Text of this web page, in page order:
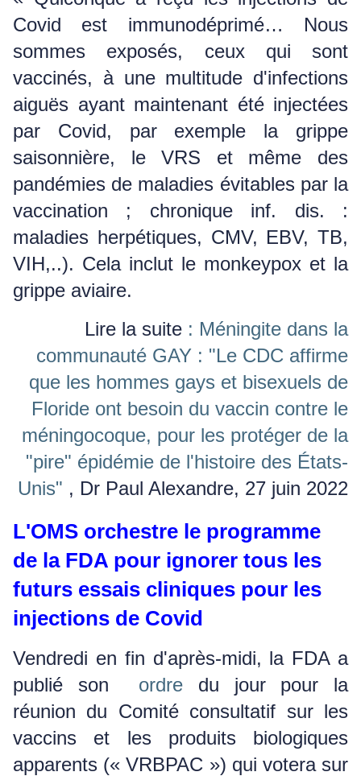
Covid est immunodéprimé… Nous
sommes exposés, ceux qui sont
vaccinés, à une multitude d'infections
aiguës ayant maintenant été injectées
par Covid, par exemple la grippe
saisonnière, le VRS et même des
pandémies de maladies évitables par la
vaccination ; chronique inf. dis. :
maladies herpétiques, CMV, EBV, TB,
VIH,..). Cela inclut le monkeypox et la
grippe aviaire.
Lire la suite : Méningite dans la
communauté GAY : "Le CDC affirme
que les hommes gays et bisexuels de
Floride ont besoin du vaccin contre le
méningocoque, pour les protéger de la
"pire" épidémie de l'histoire des États-
Unis" , Dr Paul Alexandre, 27 juin 2022
L'OMS orchestre le programme
de la FDA pour ignorer tous les
futurs essais cliniques pour les
injections de Covid
Vendredi en fin d'après-midi, la FDA a
publié son ordre du jour pour la
réunion du Comité consultatif sur les
vaccins et les produits biologiques
apparents (« VRBPAC ») qui votera sur